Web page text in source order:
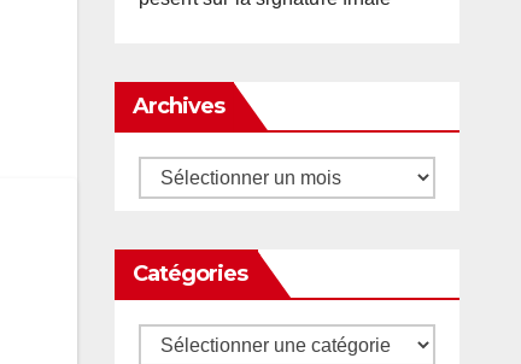
Archives
Archives
Catégories
Catégories